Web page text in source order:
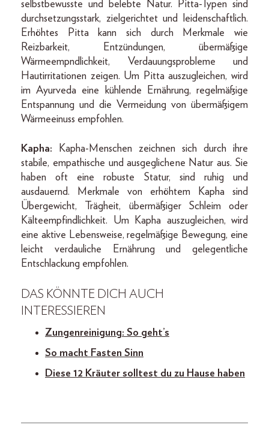
selbstbewusste und belebte Natur. Pitta-Typen sind
durchsetzungsstark, zielgerichtet und leidenschaftlich.
Erhöhtes Pitta kann sich durch Merkmale wie
Reizbarkeit, Entzündungen, übermäßige
Wärmeempndlichkeit, Verdauungsprobleme und
Hautirritationen zeigen. Um Pitta auszugleichen, wird
im Ayurveda eine kühlende Ernährung, regelmäßige
Entspannung und die Vermeidung von übermäßigem
Wärmeeinuss empfohlen.
Kapha: Kapha-Menschen zeichnen sich durch ihre
stabile, empathische und ausgeglichene Natur aus. Sie
haben oft eine robuste Statur, sind ruhig und
ausdauernd. Merkmale von erhöhtem Kapha sind
Übergewicht, Trägheit, übermäßiger Schleim oder
Kälteempfi­ndlichkeit. Um Kapha auszugleichen, wird
eine aktive Lebensweise, regelmäßige Bewegung, eine
leicht verdauliche Ernährung und gelegentliche
Entschlackung empfohlen.
DAS KÖNNTE DICH AUCH
INTERESSIEREN
Zungenreinigung: So geht’s
So macht Fasten Sinn
Diese 12 Kräuter solltest du zu Hause haben